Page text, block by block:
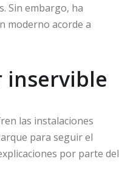
Sin embargo, ha
moderno acorde a
inservible
las instalaciones
para seguir el
por parte del